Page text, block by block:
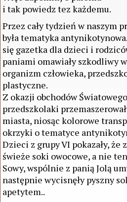
i tak powiedz tez każdemu.
Przez cały tydzień w naszym
była tematyka
się gazetka dla dzieci i
paniami omawiały szkodliwy
organizm człowieka,
plastyczne.
Z okazji obchodów
przedszkolaki
miasta, niosąc kolorowe
okrzyki o tematyce
Dzieci z grupy VI pokazały,
świeże soki owocowe, a nie
Sowy, wspólnie z panią Jolą
następnie wycisnęły pyszny
apetytem..